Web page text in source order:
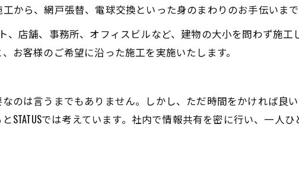
から、網戸張替、電球交換といった身のまわりのお手伝いまで
店舗、事務所、オフィスビルなど、建物の大小を問わず施工
お客様のご希望に沿った施工を実施いたします。
のは言うまでもありません。しかし、ただ時間をかければ良い
では考えています。社内で情報共有を密に行い、一人